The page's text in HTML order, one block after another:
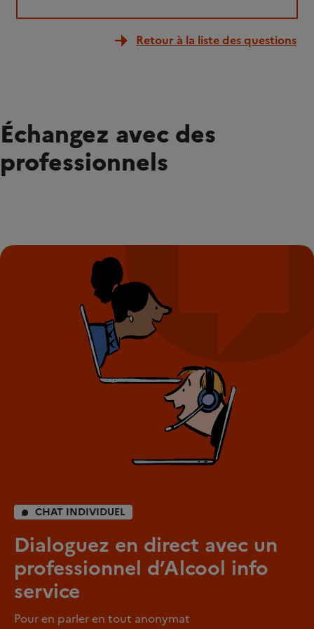
Retour à la liste des questions
Échangez avec des
professionnels
CHAT INDIVIDUEL
Dialoguez en direct avec un
professionnel d’Alcool info
service
Pour en parler en tout anonymat